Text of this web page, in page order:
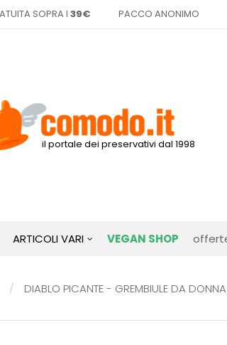
SOPRA I 39€ PACCO ANONIMO
il portale dei preservativi dal 1998
ARTICOLI VARI VEGAN SHOP
DIABLO PICANTE - GREMBIULE DA